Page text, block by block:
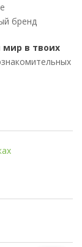
бренд
в твоих